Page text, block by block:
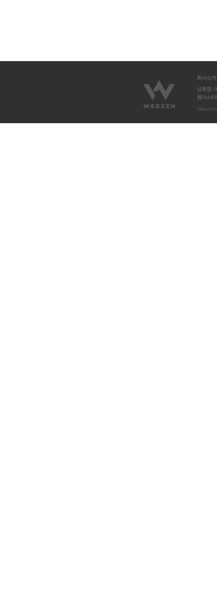
회사소개
상호명 :
웹마스
Webzen